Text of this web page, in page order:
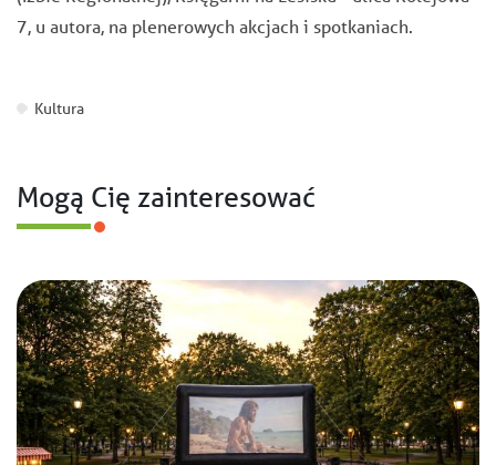
7, u autora, na plenerowych akcjach i spotkaniach.
Kultura
Mogą Cię zainteresować